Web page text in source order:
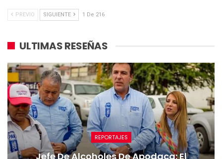
PREVIO SIGUIENTE 1 De 216
ULTIMAS RESEÑAS
REPORTAJES
Jefe De Alcoholes De Apodaca: El